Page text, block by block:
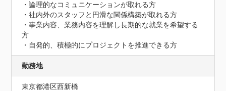
・論理的なコミュニケーションが取れる方
・社内外のスタッフと円滑な関係構築が取れる方
・事業内容、業務内容を理解し長期的な就業を希望する
方
・自発的、積極的にプロジェクトを推進できる方
勤務地
東京都港区西新橋